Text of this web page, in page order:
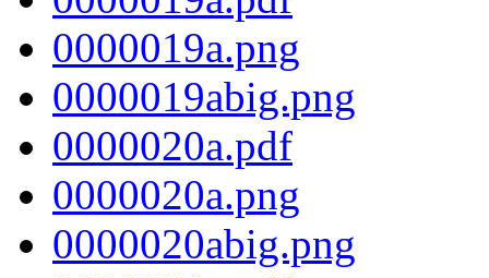
0000019a.png
0000019abig.png
0000020a.pdf
0000020a.png
0000020abig.png